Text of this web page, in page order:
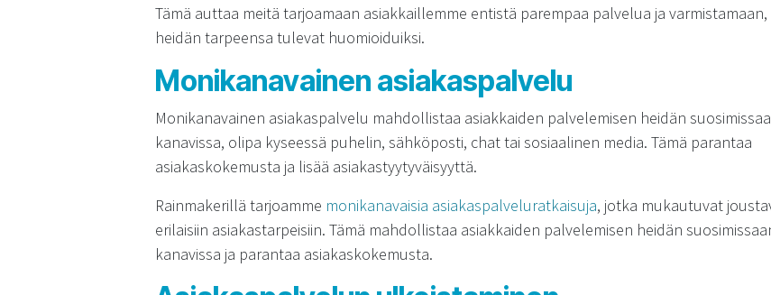
Tämä auttaa meitä tarjoamaan asiakkaillemme entistä parempaa palvelua ja
heidän tarpeensa tulevat huomioiduiksi.
Monikanavainen asiakaspalvelu
Monikanavainen asiakaspalvelu mahdollistaa asiakkaiden palvelemisen heidän
kanavissa, olipa kyseessä puhelin, sähköposti, chat tai sosiaalinen media. Tämä parantaa
asiakaskokemusta ja lisää asiakastyytyväisyyttä.
Rainmakerillä tarjoamme monikanavaisia asiakaspalveluratkaisuja, jotka mukautuvat
erilaisiin asiakastarpeisiin. Tämä mahdollistaa asiakkaiden palvelemisen heidän
kanavissa ja parantaa asiakaskokemusta.